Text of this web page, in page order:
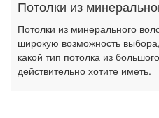
Потолки из
Потолки из минерального
широкую возможность
какой тип потолка из
действительно хотите иметь.